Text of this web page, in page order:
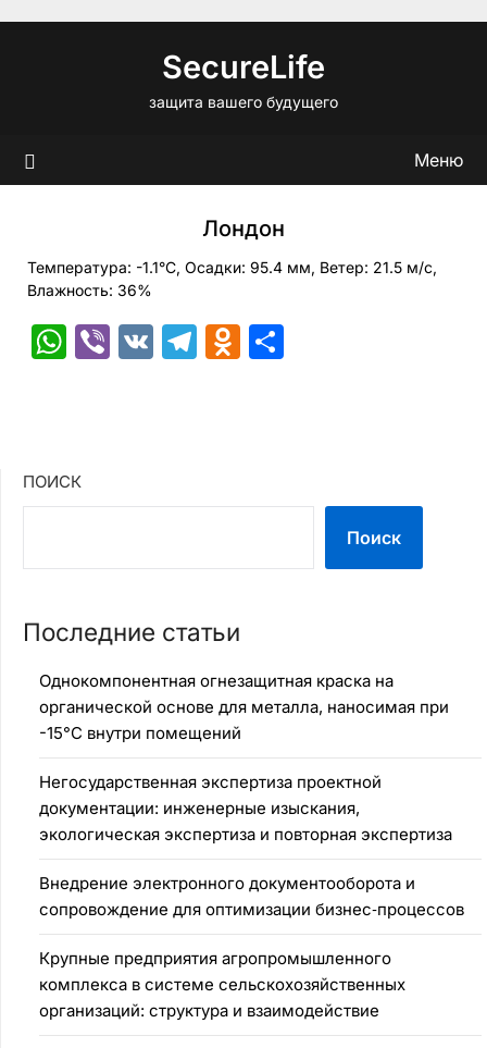
SecureLife
защита вашего будущего
Меню
Лондон
Температура: -1.1°C, Осадки: 95.4 мм, Ветер: 21.5 м/с,
Влажность: 36%
WhatsApp
Viber
VK Telegram
Odnoklassniki
ПОИСК
Поиск
Последние статьи
Однокомпонентная огнезащитная краска на
органической основе для металла, наносимая при
-15°C внутри помещений
Негосударственная экспертиза проектной
документации: инженерные изыскания,
экологическая экспертиза и повторная экспертиза
Внедрение электронного документооборота и
сопровождение для оптимизации бизнес‑процессов
Крупные предприятия агропромышленного
комплекса в системе сельскохозяйственных
организаций: структура и взаимодействие